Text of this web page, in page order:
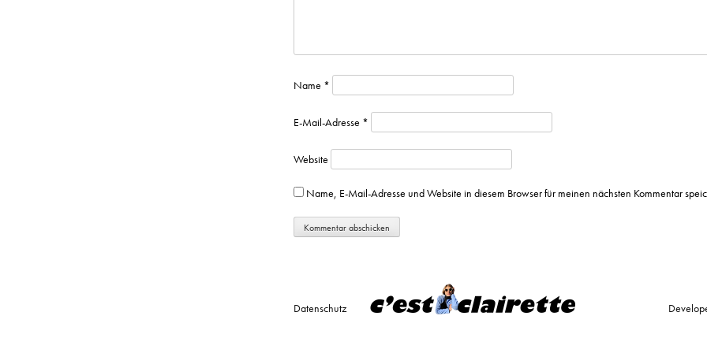
Name *
E-Mail-Adresse *
Website
Name, E-Mail-Adresse und Website in diesem Browser für meinen nächsten Kommentar
Datenschutz